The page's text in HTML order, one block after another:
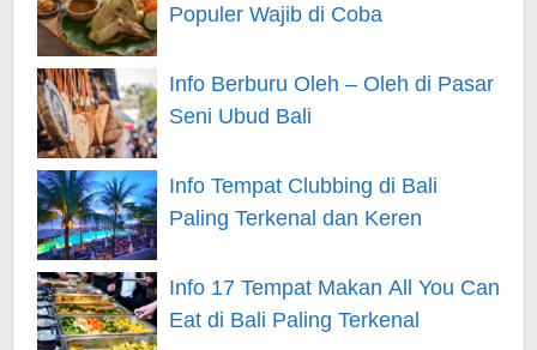
Populer Wajib di Coba
Info Berburu Oleh – Oleh di Pasar
Seni Ubud Bali
Info Tempat Clubbing di Bali
Paling Terkenal dan Keren
Info 17 Tempat Makan All You Can
Eat di Bali Paling Terkenal